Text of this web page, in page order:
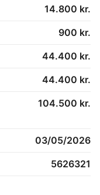
14.800 kr.
900 kr.
44.400 kr.
44.400 kr.
104.500 kr.
03/05/2026
5626321